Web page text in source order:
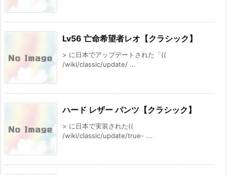
Lv56 亡命希望者レオ【クラシック】
> に日本でアップデートされた「((
/wiki/classic/update/ ...
ハード レザー パンツ【クラシック】
> に日本で実装された((
/wiki/classic/update/true- ...